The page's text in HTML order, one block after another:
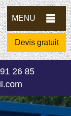
MENU
Devis gratuit
26 85